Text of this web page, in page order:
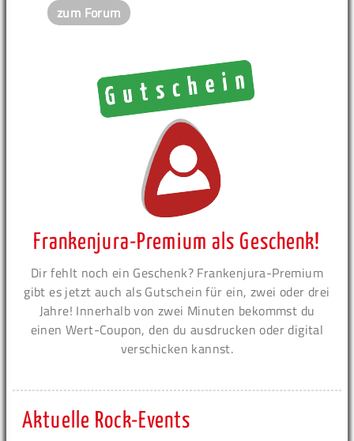
zum Forum
Frankenjura-Premium als Geschenk!
Dir fehlt noch ein Geschenk? Frankenjura-Premium
gibt es jetzt auch als Gutschein für ein, zwei oder drei
Jahre! Innerhalb von zwei Minuten bekommst du
einen Wert-Coupon, den du ausdrucken oder digital
verschicken kannst.
Aktuelle Rock-Events